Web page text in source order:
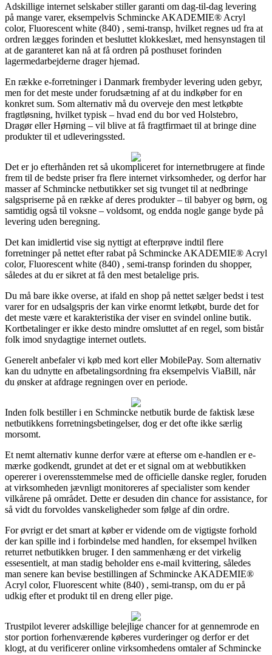
Adskillige internet selskaber stiller garanti om dag-til-dag levering
på mange varer, eksempelvis Schmincke AKADEMIE® Acryl
color, Fluorescent white (840) , semi-transp, hvilket regnes ud fra at
ordren lægges forinden et besluttet klokkeslæt, med hensynstagen til
at de garanteret kan nå at få ordren på posthuset forinden
lagermedarbejderne drager hjemad.
En række e-forretninger i Danmark frembyder levering uden gebyr,
men for det meste under forudsætning af at du indkøber for en
konkret sum. Som alternativ må du overveje den mest letkøbte
fragtløsning, hvilket typisk – hvad end du bor ved Holstebro,
Dragør eller Hørning – vil blive at få fragtfirmaet til at bringe dine
produkter til et udleveringssted.
Det er jo efterhånden ret så ukompliceret for internetbrugere at finde
frem til de bedste priser fra flere internet virksomheder, og derfor har
masser af Schmincke netbutikker set sig tvunget til at nedbringe
salgspriserne på en række af deres produkter – til babyer og børn, og
samtidig også til voksne – voldsomt, og endda nogle gange byde på
levering uden beregning.
Det kan imidlertid vise sig nyttigt at efterprøve indtil flere
forretninger på nettet efter rabat på Schmincke AKADEMIE® Acryl
color, Fluorescent white (840) , semi-transp forinden du shopper,
således at du er sikret at få den mest betalelige pris.
Du må bare ikke overse, at ifald en shop på nettet sælger bedst i test
varer for en udsalgspris der kan virke enormt letkøbt, burde det for
det meste være et karakteristika der viser en svindel online butik.
Kortbetalinger er ikke desto mindre omsluttet af en regel, som bistår
folk imod snydagtige internet outlets.
Generelt anbefaler vi køb med kort eller MobilePay. Som alternativ
kan du udnytte en afbetalingsordning fra eksempelvis ViaBill, når
du ønsker at afdrage regningen over en periode.
Inden folk bestiller i en Schmincke netbutik burde de faktisk læse
netbutikkens forretningsbetingelser, dog er det ofte ikke særlig
morsomt.
Et nemt alternativ kunne derfor være at efterse om e-handlen er e-
mærke godkendt, grundet at det er et signal om at webbutikken
opererer i overensstemmelse med de officielle danske regler, foruden
at virksomheden jævnligt monitoreres af specialister som kender
vilkårene på området. Dette er desuden din chance for assistance, for
så vidt du forvoldes vanskeligheder som følge af din ordre.
For øvrigt er det smart at køber er vidende om de vigtigste forhold
der kan spille ind i forbindelse med handlen, for eksempel hvilken
returret netbutikken bruger. I den sammenhæng er det virkelig
essesentielt, at man stadig beholder ens e-mail kvittering, således
man senere kan bevise bestillingen af Schmincke AKADEMIE®
Acryl color, Fluorescent white (840) , semi-transp, om du er på
udkig efter et produkt til en dreng eller pige.
Trustpilot leverer adskillige belejlige chancer for at gennemrode en
stor portion forhenværende køberes vurderinger og derfor er det
klogt, at du verificerer online virksomhedens omtaler af Schmincke